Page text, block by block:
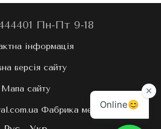
Пн-Пт 9-18
інформація
версія сайту
Мапа сайту
Фабрика меблів